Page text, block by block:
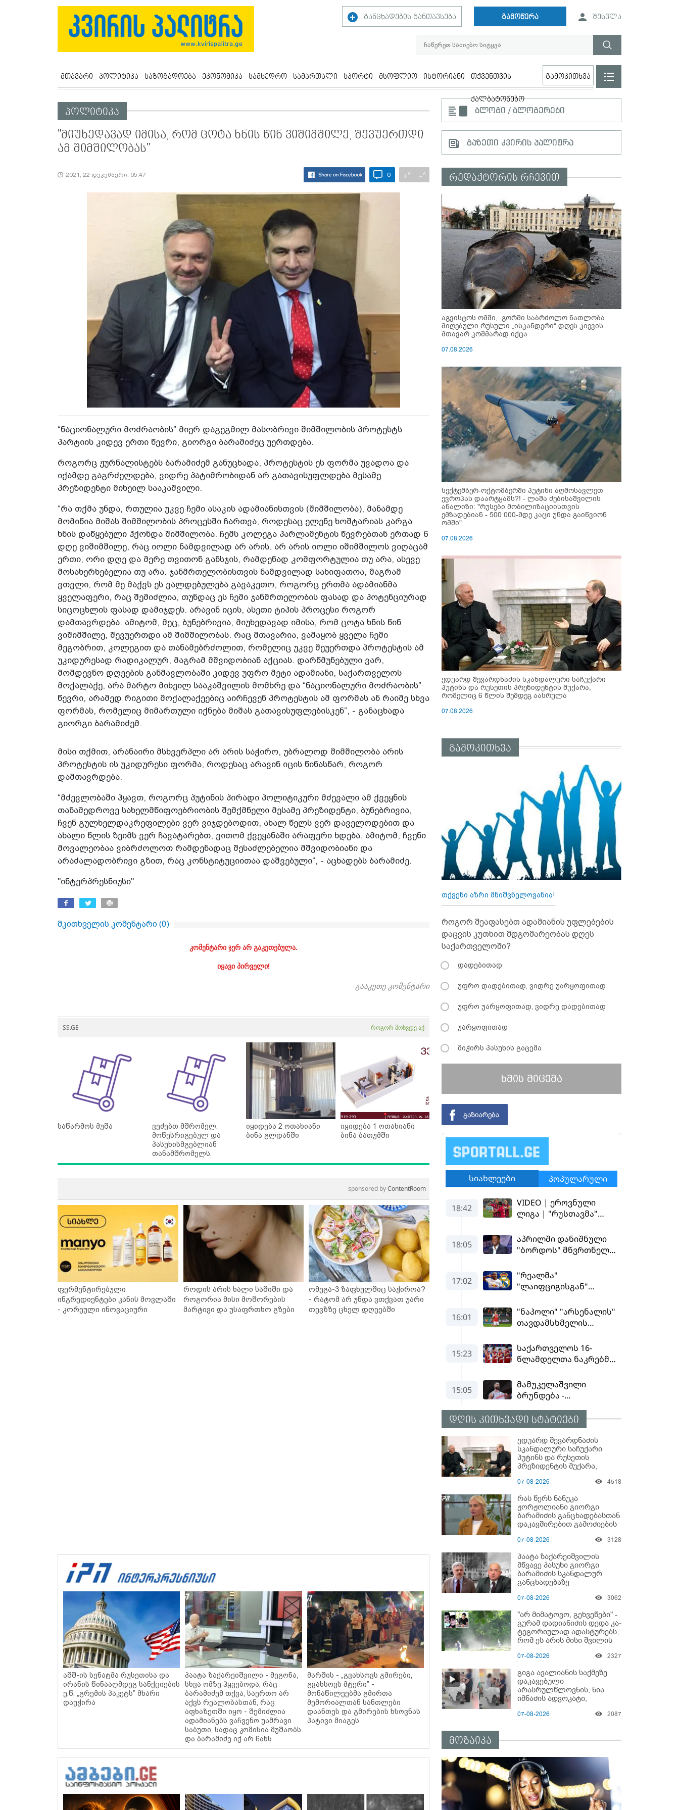
განცხადების განთავსება გამოწერა შესვლა
მთავარი პოლიტიკა საზოგადოება ეკონომიკა სამხედრო სამართალი სპორტი მსოფლიო ისტორიანი თქვენთვის
ქალბატონებო
გამოკითხვა
პოლიტიკა
"მიუხედავად იმისა, რომ ცოტა ხნის წინ ვიშიმშილე, შევუერთდი
ამ შიმშილობას"
2021, 22 დეკემბერი, 05:47 0 +A −A
“ნაციონალური მოძრაობის” მიერ დაგეგმილ მასობრივი შიმშილობის პროტესტს
პარტიის კიდევ ერთი წევრი, გიორგი ბარამიძეც უერთდება.
როგორც ჟურნალისტებს ბარამიძემ განუცხადა, პროტესტის ეს ფორმა უვადოა და
იქამდე გაგრძელდება, ვიდრე პატიმრობიდან არ გათავისუფლდება მესამე
პრეზიდენტი მიხეილ სააკაშვილი.
“რა თქმა უნდა, რთულია უკვე ჩემი ასაკის ადამიანისთვის (შიმშილობა), მანამდე
მომიწია მიშას შიმშილობის პროცესში ჩართვა, როდესაც ელენე ხოშტარიას კარგა
ხნის დაწყებული ჰქონდა შიმშილობა. ჩემს კოლეგა პარლამენტის წევრებთან ერთად 6
დღე ვიშიმშილე, რაც იოლი ნამდვილად არ არის. არ არის იოლი იშიმშილოს ვიღაცამ
ერთი, ორი დღე და მერე თვითონ განსჯის, რამდენად კომფორტულია თუ არა, ასევე
მოსახერხებელია თუ არა. ჯანმრთელობისთვის ნამდვილად სახიფათოა, მაგრამ
ვთვლი, რომ მე მაქვს ეს ვალდებულება გავაკეთო, როგორც ერთმა ადამიანმა
ყველაფერი, რაც შემიძლია, თუნდაც ეს ჩემი ჯანმრთელობის ფასად და პოტენციურად
სიცოცხლის ფასად დამიჯდეს. არავინ იცის, ასეთი ტიპის პროცესი როგორ
დამთავრდება. ამიტომ, მეც, ბუნებრივია, მიუხედავად იმისა, რომ ცოტა ხნის წინ
ვიშიმშილე, შევუერთდი ამ შიმშილობას. რაც მთავარია, ვამაყობ ყველა ჩემი
მეგობრით, კოლეგით და თანამებრძოლით, რომელიც უკვე შეუერთდა პროტესტის ამ
უკიდურესად რადიკალურ, მაგრამ მშვიდობიან აქციას. დარწმუნებული ვარ,
მომდევნო დღეების განმავლობაში კიდევ უფრო მეტი ადამიანი, საქართველოს
მოქალაქე, არა მარტო მიხეილ სააკაშვილის მომხრე და “ნაციონალური მოძრაობის”
წევრი, არამედ რიგითი მოქალაქეებიც აირჩევენ პროტესტის ამ ფორმას ან რაიმე სხვა
ფორმას, რომელიც მიმართული იქნება მიშას გათავისუფლებისკენ”, - განაცხადა
გიორგი ბარამიძემ.
მისი თქმით, არანაირი მსხვერპლი არ არის საჭირო, უბრალოდ შიმშილობა არის
პროტესტის ის უკიდურესი ფორმა, როდესაც არავინ იცის წინასწარ, როგორ
დამთავრდება.
“მძევლობაში ჰყავთ, როგორც პუტინის პირადი პოლიტიკური მძევალი ამ ქვეყნის
თანამედროვე სახელმწიფოებრიობის შემქმნელი მესამე პრეზიდენტი, ბუნებრივია,
ჩვენ გულხელდაკრეფილები ვერ ვიჯდებოდით, ახალ წელს ვერ დაველოდებით და
ახალი წლის ზეიმს ვერ ჩავატარებთ, ვითომ ქვეყანაში არაფერი ხდება. ამიტომ, ჩვენი
მოვალეობაა ვიბრძოლოთ რამდენადაც შესაძლებელია მშვიდობიანი და
არაძალადობრივი გზით, რაც კონსტიტუციითაა დაშვებული”, - აცხადებს ბარამიძე.
"ინტერპრესნიუსი"
მკითხველის კომენტარი (0)
კომენტარი ჯერ არ გაკეთებულა.
იყავი პირველი!
გააკეთე კომენტარი
SS.GE როგორ მოხვდე აქ
საწარმოს მუშა
ვეძებთ მშრომელ.
მოწესრიგებულ და
პასუხისმგებლიან
თანამშრომელს.
იყიდება 2 ოთახიანი
ბინა გლდანში
იყიდება 1 ოთახიანი
ბინა ბათუმში
sponsored byContentRoom
ფერმენტირებული
ინგრედიენტები კანის მოვლაში
- კორეული ინოვაციური
როდის არის ხალი საშიში და
როგორია მისი მოშორების
მარტივი და უსაფრთხო გზები
ომეგა-3 ზაფხულშიც საჭიროა?
- რატომ არ უნდა ვთქვათ უარი
თევზზე ცხელ დღეებში
აშშ-ის სენატმა რუსეთისა და
ირანის წინააღმდეგ სანქციების
ე.წ. „გრემის პაკეტს” მხარი
დაუჭირა
პაატა ზაქარეიშვილი - მეგონა,
სხვა ომზე ჰყვებოდა, რაც
ბარამიძემ თქვა, საერთო არ
აქვს რეალობასთან, რაც
აფხაზეთში იყო - შემიძლია
ადამიანებს ვაჩვენო უამრავი
საბუთი, სადაც კომისია მუშაობს
და ბარამიძე იქ არ ჩანს
მარშის - „გვახსოვს გმირები,
გვახსოვს მტერი” -
მონაწილეებმა გმირთა
მემორიალთან სანთლები
დაანთეს და გმირების ხსოვნას
პატივი მიაგეს
ბლოგი / ბლოგერები
გაზეთი კვირის პალიტრა
რედაქტორის რჩევით
აგვისტოს ომში, გორში საბრძოლო ნათლობა
მიღებული რუსული „ისკანდერი“ დღეს კიევის
მთავარ კოშმარად იქცა
07.08.2026
სექტემბერ-ოქტომბერში პუტინი აღმოსავლეთ
ევროპას დაარტყამს?! - ლაშა ძებისაშვილის
ანალიზი: "რუსები მობი­ლიზაციისთვის
ემზადებიან - 500 000-მდე კაცი უნდა გაიწვიონ
ომში"
07.08.2026
ედუარდ შევარდნაძის სკანდალური საჩუქარი
პუტინს და რუსეთის პრეზიდენტის მუქარა,
რომელიც 6 წლის შემდეგ აასრულა
07.08.2026
გამოკითხვა
თქვენი აზრი მნიშვნელოვანია!
როგორ შეაფასებთ ადამიანის უფლებების
დაცვის კუთხით მდგომარეობას დღეს
საქართველოში?
დადებითად
უფრო დადებითად, ვიდრე უარყოფითად
უფრო უარყოფითად, ვიდრე დადებითად
უარყოფითად
მიჭირს პასუხის გაცემა
ხმის მიცემა
დღის კითხვადი სტატიები
ედუარდ შევარდნაძის
სკანდალური საჩუქარი
პუტინს და რუსეთის
პრეზიდენტის მუქარა,
აასრულა
07-08-2026 4518
რას წერს ნანუკა
ჟორჟოლიანი გიორგი
ბარამიძის განცხადებასთან
დაკავშირებით გამოძიების
07-08-2026 3128
პაატა ზაქარეიშვილის
მწვავე პასუხი გიორგი
ბარამიძის სკანდალურ
განცხადებაზე -
ვიცი... კამანში მოკლული
გადმოვასვენე... ბარამიძე
კი ტყუის"
07-08-2026 3062
"არ მიმატოვო, გეხვეწები" -
გუ­რა­მ დადიანიძის დედა კა­
ტე­გო­რი­უ­ლად ადას­ტუ­რებს,
რომ ეს არის მისი შვი­ლის
07-08-2026 2327
გიგა ავალიანის საქმეზე
დაკავებული
არასრულწლოვნის, ნია
იმნაძის ადვოკატი,
გადაღებულ კადრებს
07-08-2026 2087
მოზაიკა